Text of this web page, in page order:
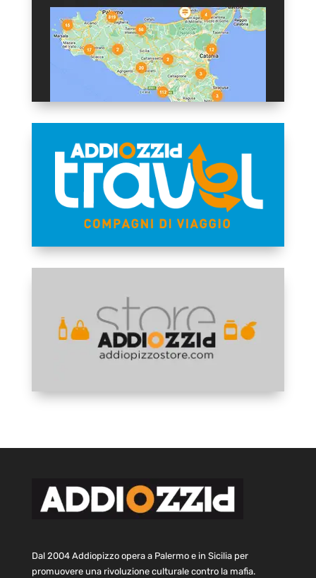
Dal 2004 Addiopizzo opera a Palermo e in Sicilia per
promuovere una rivoluzione culturale contro la mafia.